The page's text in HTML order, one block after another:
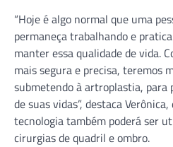
“Hoje é algo normal que uma
permaneça trabalhando e
manter essa qualidade de vida.
mais segura e precisa, teremos
submetendo à artroplastia,
de suas vidas”, destaca
tecnologia também poderá ser
cirurgias de quadril e ombro.